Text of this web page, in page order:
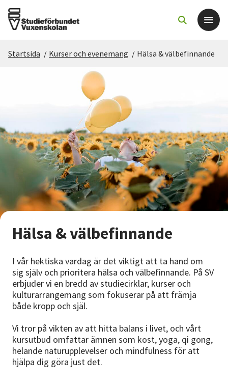
Sök kurser och evenemang
Om SV
Starta studiecirkel
Cirkelledare
Nyheter
Avdelningar
Lyssna
Startsida / Kurser och evenemang / Hälsa & välbefinnande
Hälsa & välbefinnande
I vår hektiska vardag är det viktigt att ta hand om
sig själv och prioritera hälsa och välbefinnande. På SV
erbjuder vi en bredd av studiecirklar, kurser och
kulturarrangemang som fokuserar på att främja
både kropp och själ.
Vi tror på vikten av att hitta balans i livet, och vårt
kursutbud omfattar ämnen som kost, yoga, qi gong,
helande naturupplevelser och mindfulness för att
hjälpa dig göra just det.